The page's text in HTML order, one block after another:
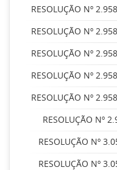
RESOLUÇÃO Nº
RESOLUÇÃO Nº
RESOLUÇÃO Nº
RESOLUÇÃO Nº
RESOLUÇÃO Nº
RESOLUÇÃO Nº
RESOLUÇÃO Nº
RESOLUÇÃO Nº